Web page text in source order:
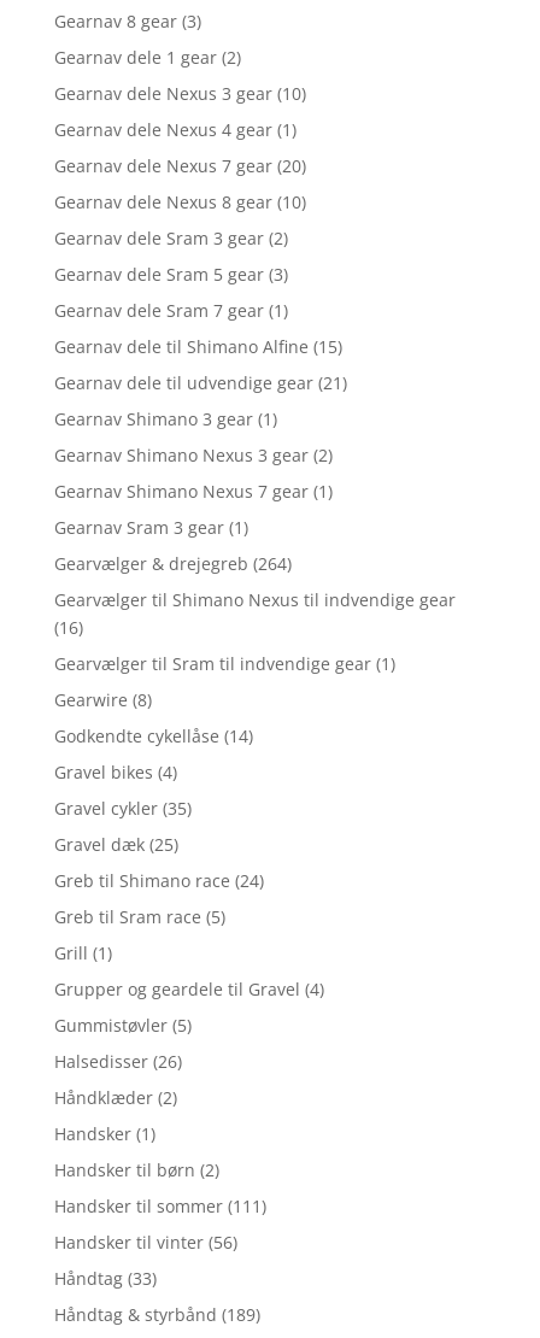
Gearnav 8 gear (3)
Gearnav dele 1 gear (2)
Gearnav dele Nexus 3 gear (10)
Gearnav dele Nexus 4 gear (1)
Gearnav dele Nexus 7 gear (20)
Gearnav dele Nexus 8 gear (10)
Gearnav dele Sram 3 gear (2)
Gearnav dele Sram 5 gear (3)
Gearnav dele Sram 7 gear (1)
Gearnav dele til Shimano Alfine (15)
Gearnav dele til udvendige gear (21)
Gearnav Shimano 3 gear (1)
Gearnav Shimano Nexus 3 gear (2)
Gearnav Shimano Nexus 7 gear (1)
Gearnav Sram 3 gear (1)
Gearvælger & drejegreb (264)
Gearvælger til Shimano Nexus til indvendige gear
(16)
Gearvælger til Sram til indvendige gear (1)
Gearwire (8)
Godkendte cykellåse (14)
Gravel bikes (4)
Gravel cykler (35)
Gravel dæk (25)
Greb til Shimano race (24)
Greb til Sram race (5)
Grill (1)
Grupper og geardele til Gravel (4)
Gummistøvler (5)
Halsedisser (26)
Håndklæder (2)
Handsker (1)
Handsker til børn (2)
Handsker til sommer (111)
Handsker til vinter (56)
Håndtag (33)
Håndtag & styrbånd (189)